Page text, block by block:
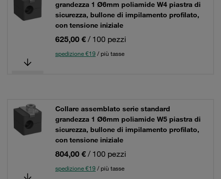
grandezza 1 Ø6mm poliamide W4 piastra di
sicurezza, bullone di impilamento profilato,
con tensione iniziale
625,00 € / 100 pezzi
spedizione €19 / più tasse
Collare assemblato serie standard
grandezza 1 Ø6mm poliamide W5 piastra di
sicurezza, bullone di impilamento profilato,
con tensione iniziale
804,00 € / 100 pezzi
spedizione €19 / più tasse